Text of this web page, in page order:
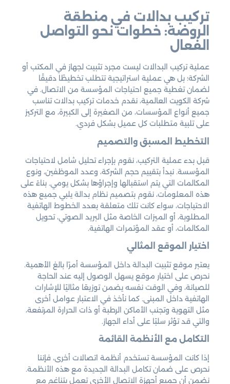
تركيب بدالات في منطقة
الروضة: خطوات نحو التواصل
الفعال
عملية تركيب البدالات ليست مجرد تثبيت لجهاز في المكتب أو
الشركة؛ بل هي عملية استراتيجية تتطلب تخطيطًا دقيقًا
لضمان تغطية جميع احتياجات المؤسسة من الاتصال. في
شركة الكويت العالمية، نقدم خدمات تركيب بدالات تناسب
جميع أنواع المؤسسات، من الصغيرة إلى الكبيرة، مع التركيز
على تلبية متطلبات كل عميل بشكل فردي.
التخطيط المسبق والتصميم
قبل بدء عملية التركيب، نقوم بإجراء تحليل شامل لاحتياجات
المؤسسة. نبدأ بتقييم حجم الشركة، وعدد الموظفين، ونوع
المكالمات التي يتم استقبالها وإجراؤها بشكل يومي. بناءً على
هذه المعلومات، نقوم بتصميم نظام بدالة يلبي جميع هذه
الاحتياجات، سواء كانت تلك متعلقة بعدد الخطوط الهاتفية
المطلوبة، أو الميزات الخاصة مثل البريد الصوتي، تحويل
المكالمات، أو عقد المؤتمرات الهاتفية.
اختيار الموقع المثالي
يعتبر موقع تثبيت البدالة داخل المؤسسة أمرًا بالغ الأهمية.
نحرص على اختيار موقع يسهل الوصول إليه عند الحاجة
للصيانة، وفي الوقت نفسه يضمن توزيعًا مثاليًا للإشارات
الهاتفية داخل المبنى. كما نأخذ في الاعتبار عوامل أخرى
مثل التهوية وتجنب الأماكن الرطبة أو ذات الحرارة المرتفعة،
والتي قد تؤثر سلبًا على أداء الجهاز.
التكامل مع الأنظمة القائمة
إذا كانت المؤسسة تستخدم أنظمة اتصالات أخرى، فإننا
نحرص على ضمان تكامل البدالة الجديدة مع هذه الأنظمة.
نضمن أن جميع أجهزة الاتصال الأخرى تعمل بتناغم مع